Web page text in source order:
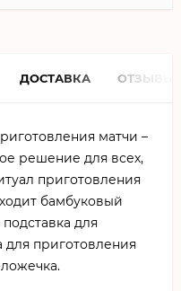
ДОСТАВКА ОТЗЫВЫ
матчи –
решение для всех,
приготовления
бамбуковый
для
для приготовления